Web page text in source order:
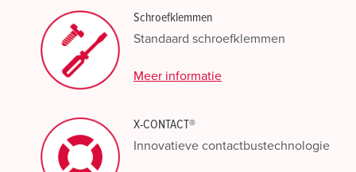
Schroefklemmen
Standaard schroefklemmen
Meer informatie
X-CONTACT®
Innovatieve contactbustechnologie